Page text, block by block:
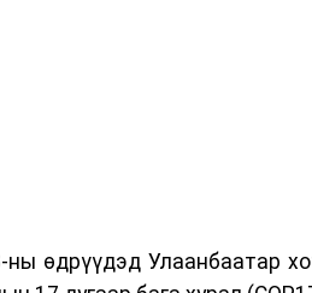
өдрүүдэд Улаанбаатар